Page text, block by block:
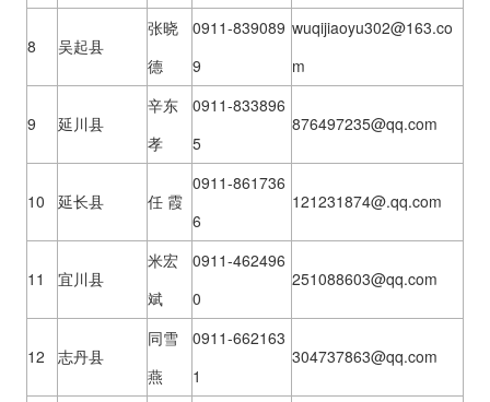
8 吴起县
张晓
德
0911-839089
9
wuqijiaoyu302@163.co
m
9 延川县
辛东
孝
0911-833896
5
876497235@qq.com
10 延长县 任 霞
0911-861736
6
121231874@.qq.com
11 宜川县
米宏
斌
0911-462496
0
251088603@qq.com
12 志丹县
同雪
燕
0911-662163
1
304737863@qq.com